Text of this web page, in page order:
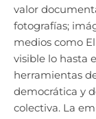
valor
fotografías;
medios como
visible lo hasta
herramientas
democrática y
colectiva. La